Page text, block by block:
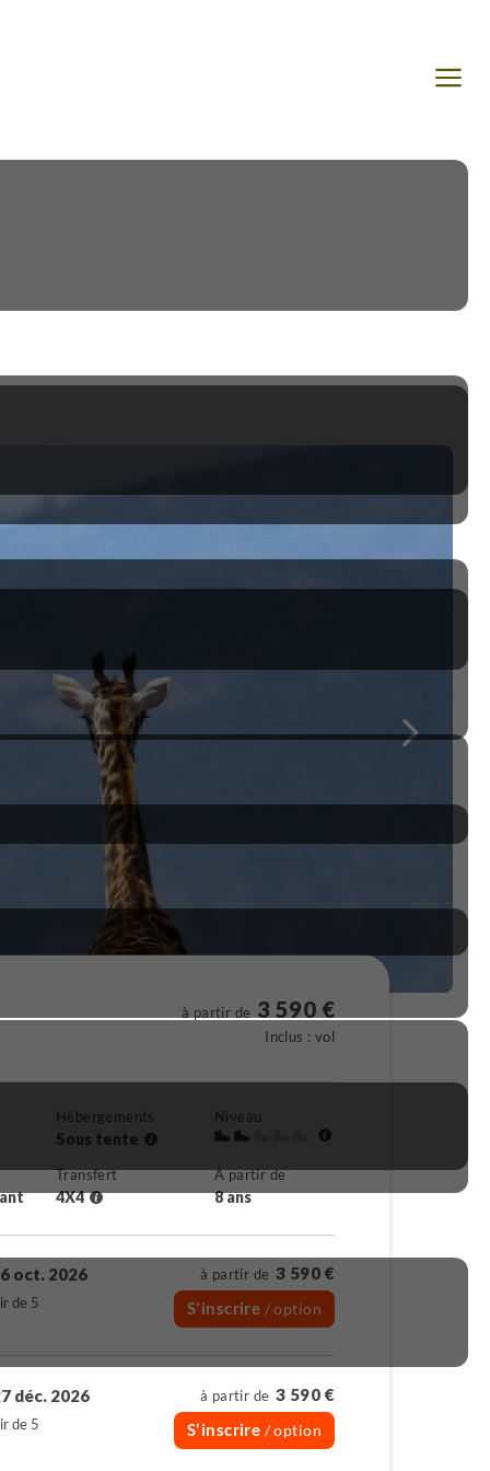
à partir de 3 590 €
Inclus : vol
Hébergements
Sous tente
Niveau
Transfert
4X4
À partir de
8 ans
oct. 2026
de 5
à partir de 3 590 €
S'inscrire / option
déc. 2026
de 5
à partir de 3 590 €
S'inscrire / option